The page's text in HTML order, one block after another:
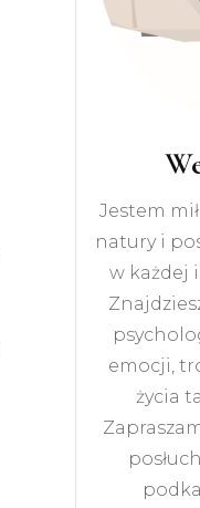
Jestem
natury i
w każdej
emocji,
życia